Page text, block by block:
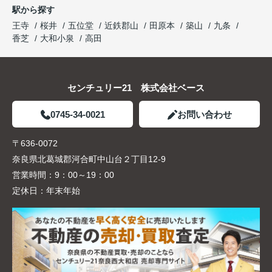
駅から探す
王寺
桜井 五位堂 近鉄郡山 田原本 築山
九条
香芝
大和小泉 高田
センチュリー21 株式会社ベース
0745-34-0021 お問い合わせ
〒636-0072
奈良県北葛城郡河合町中山台２丁目12-9
営業時間： 9：00～19：00
定休日： 年末年始